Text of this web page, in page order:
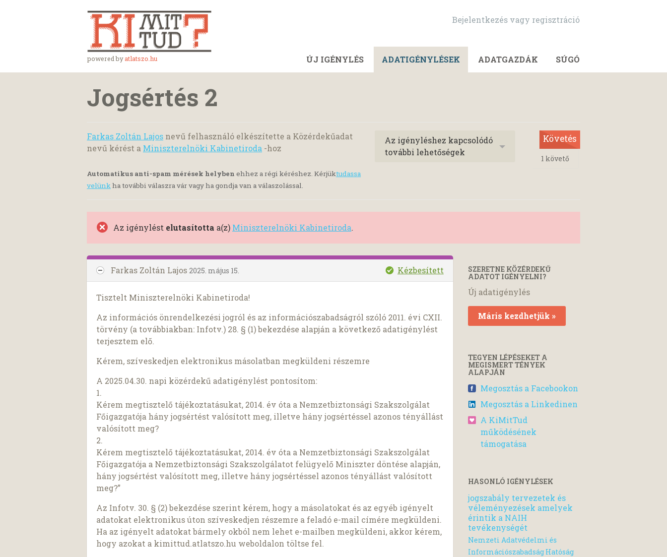
powered byatlatszo.hu
Bejelentkezés vagy regisztráció
ÚJ IGÉNYLÉS ADATIGÉNYLÉSEK ADATGAZDÁK SÚGÓ
Jogsértés 2
Farkas Zoltán Lajos nevű felhasználó elkészítette a Közérdekűadat
nevű kérést a Miniszterelnöki Kabinetiroda -hoz
Automatikus anti-spam mérések helyben ehhez a régi kéréshez. Kérjüktudassa
velünkha további válaszra vár vagy ha gondja van a válaszolással.
Az igényléshez kapcsolódó
további lehetőségek
Követés
1 követő
Az igénylést elutasította a(z) Miniszterelnöki Kabinetiroda.
Farkas Zoltán Lajos 2025. május 15. Kézbesített
Tisztelt Miniszterelnöki Kabinetiroda!
Az információs önrendelkezési jogról és az információszabadságról szóló 2011. évi CXII.
törvény (a továbbiakban: Infotv.) 28. § (1) bekezdése alapján a következő adatigénylést
terjesztem elő.
Kérem, szíveskedjen elektronikus másolatban megküldeni részemre
A 2025.04.30. napi közérdekű adatigénylést pontosítom:
1.
Kérem megtisztelő tájékoztatásukat, 2014. év óta a Nemzetbiztonsági Szakszolgálat
Főigazgatója hány jogsértést valósított meg, illetve hány jogsértéssel azonos tényállást
valósított meg?
2.
Kérem megtisztelő tájékoztatásukat, 2014. év óta a Nemzetbiztonsági Szakszolgálat
Főigazgatója a Nemzetbiztonsági Szakszolgálatot felügyelő Miniszter döntése alapján,
hány jogsértést valósított meg, illetve hány jogsértéssel azonos tényállást valósított
meg?”
Az Infotv. 30. § (2) bekezdése szerint kérem, hogy a másolatokat és az egyéb igényelt
adatokat elektronikus úton szíveskedjen részemre a feladó e-mail címére megküldeni.
Ha az igényelt adatokat bármely okból nem lehet e-mailben megküldeni, akkor kérem,
hogy azokat a kimittud.atlatszo.hu weboldalon töltse fel.
SZERETNE KÖZÉRDEKŰ
ADATOT IGÉNYELNI?
Új adatigénylés
Máris kezdhetjük »
TEGYEN LÉPÉSEKET A
MEGISMERT TÉNYEK
ALAPJÁN
Megosztás a Facebookon
Megosztás a Linkedinen
A KiMitTud
működésének
támogatása
HASONLÓ IGÉNYLÉSEK
jogszabály tervezetek és
véleményezések amelyek
érintik a NAIH
tevékenységét
Nemzeti Adatvédelmi és
Információszabadság Hatóság